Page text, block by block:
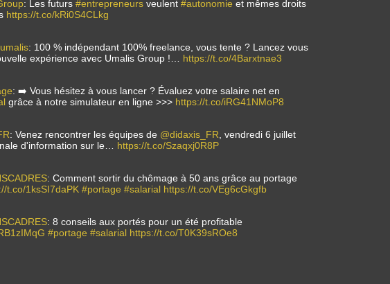
: Les futurs #entrepreneurs veulent #autonomie et mêmes droits
https://t.co/kRi0S4CLkg
: 100 % indépendant 100% freelance, vous tente ? Lancez vous
expérience avec Umalis Group !… https://t.co/4Barxtnae3
: ➡️ Vous hésitez à vous lancer ? Évaluez votre salaire net en
grâce à notre simulateur en ligne >>> https://t.co/iRG41NMoP8
: Venez rencontrer les équipes de @didaxis_FR , vendredi 6 juillet
d'information sur le… https://t.co/Szaqxj0R8P
: Comment sortir du chômage à 50 ans grâce au portage
t.co/1ksSI7daPK #portage #salarial https://t.co/VEg6cGkgfb
: 8 conseils aux portés pour un été profitable
#portage #salarial https://t.co/T0K39sROe8